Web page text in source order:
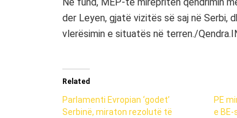
Në fund, MEP-të mirëpritën qëndrimin
der Leyen, gjatë vizitës së saj në Serbi,
vlerësimin e situatës në terren./
Related
Parlamenti Evropian ‘godet’
Serbinë, miraton rezolutë të
PE
e BE-